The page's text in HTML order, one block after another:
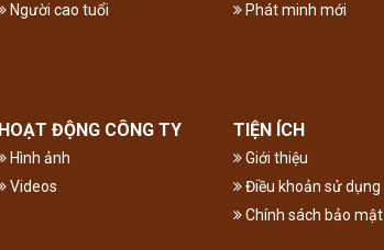
Người cao tuổi
Phát minh mới
HOẠT ĐỘNG CÔNG TY
Hình ảnh
Videos
TIỆN ÍCH
Giới thiệu
Điều khoản sử dụng
Chính sách bảo mật